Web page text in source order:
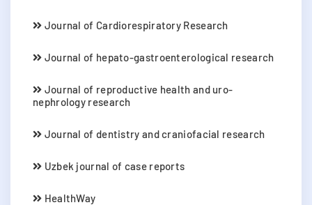
Journal of Cardiorespiratory Research
Journal of hepato-gastroenterological research
Journal of reproductive health and uro-
nephrology research
Journal of dentistry and craniofacial research
Uzbek journal of case reports
HealthWay